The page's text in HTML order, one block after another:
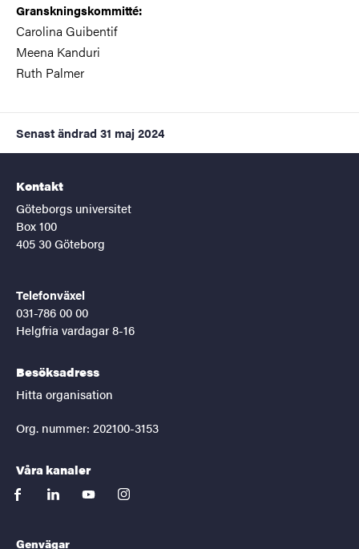
Granskningskommitté:
Carolina Guibentif
Meena Kanduri
Ruth Palmer
Senast ändrad 31 maj 2024
Kontakt
Göteborgs universitet
Box 100
405 30 Göteborg
Telefonväxel
031-786 00 00
Helgfria vardagar 8-16
Besöksadress
Hitta organisation
Org. nummer: 202100-3153
Våra kanaler
facebooklinkedinyoutubeinstagram
Genvägar